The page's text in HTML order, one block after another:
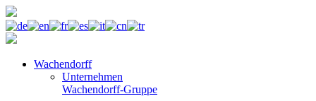
Wachendorff
Unternehmen
Wachendorff-Gruppe